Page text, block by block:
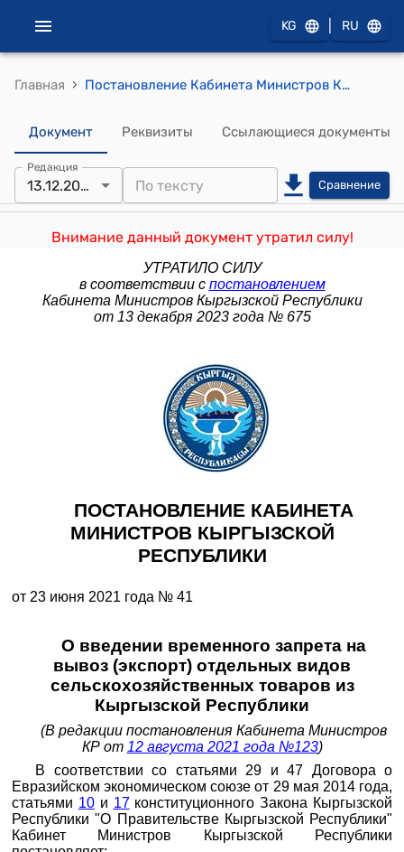
KG RU
Главная › Постановление Кабинета Министров КР от 23 июня 2021 года № 41 "О введении временного запрета на вывоз (экспорт) отдельных видов сельскохозяйственных товаров из Кыргызской Республики"
Документ Реквизиты Ссылающиеся документы
Редакция
13.12.2023 Сравнение
Внимание данный документ утратил силу!